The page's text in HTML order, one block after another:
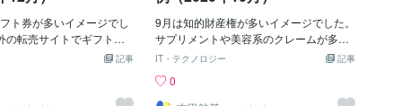
ト券が多いイメージでし
の転売サイトでギフト券
は実は規約違反なんで
ものだと判断されると、
もろとも閉鎖された上、
記事
9月は知的財産権が多いイメージでした。
サプリメントや美容系のクレームが多か
ったです。また注文不良率やキャンセル
的ありました🌱やはり知的財産権を防ぐ
ためには、メーカー有在庫が一番です。
記事
IT・テクノロジー
0